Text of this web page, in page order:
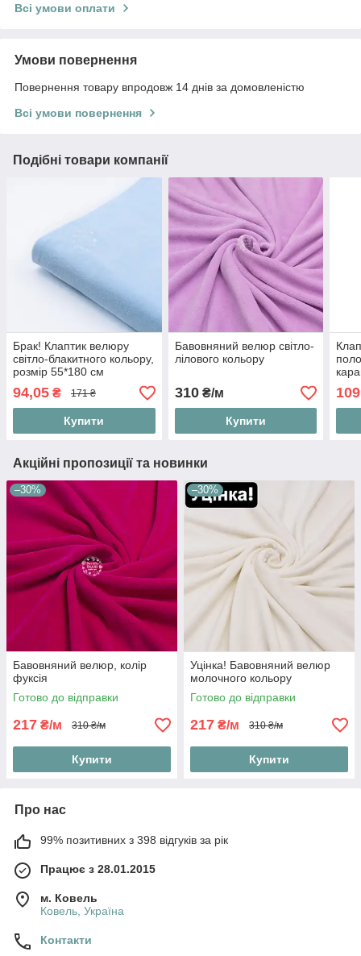
Всі умови оплати
Умови повернення
Повернення товару впродовж 14 днів за домовленістю
Всі умови повернення
Подібні товари компанії
Брак! Клаптик велюру
світло-блакитного кольору,
розмір 55*180 см
94,05 ₴ 171 ₴
Купити
Бавовняний велюр світло-
лілового кольору
310₴/м
Купити
Акційні пропозиції та новинки
–30%
Бавовняний велюр, колір
фуксія
Готово до відправки
217 ₴/м 310 ₴/м
Купити
–30%
Уцінка! Бавовняний велюр
молочного кольору
Готово до відправки
217 ₴/м 310 ₴/м
Купити
Про нас
99% позитивних з 398 відгуків за рік
Працює з 28.01.2015
м. Ковель
Ковель, Україна
Контакти